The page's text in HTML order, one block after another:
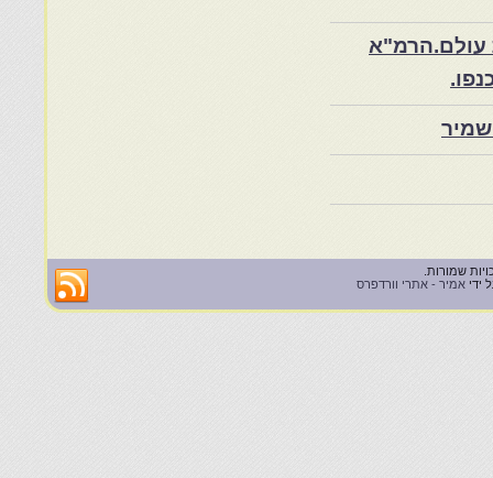
עולם.הרמ"א
ידי אמיר - אתרי וורדפרס